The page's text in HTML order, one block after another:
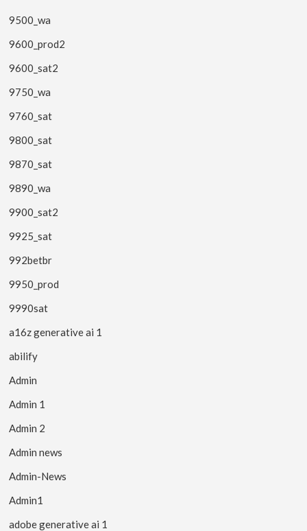
9500_wa
9600_prod2
9600_sat2
9750_wa
9760_sat
9800_sat
9870_sat
9890_wa
9900_sat2
9925_sat
992betbr
9950_prod
9990sat
a16z generative ai 1
abilify
Admin
Admin 1
Admin 2
Admin news
Admin-News
Admin1
adobe generative ai 1